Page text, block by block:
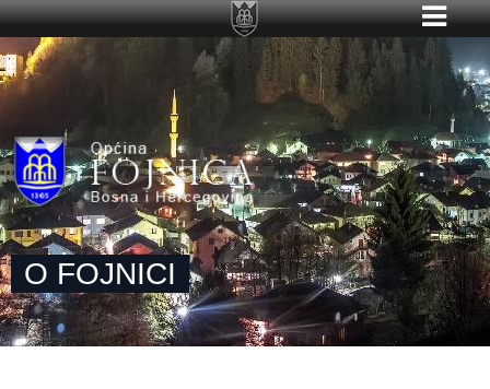
O FOJNICI